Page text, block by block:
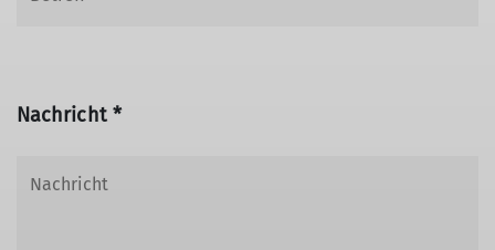
Nachricht *